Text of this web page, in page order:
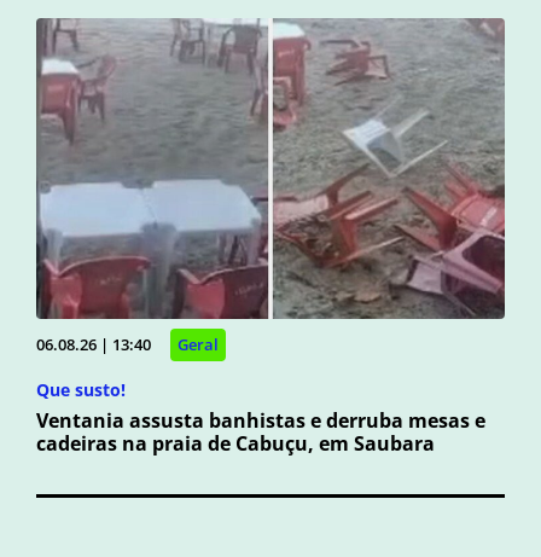
06.08.26 | 13:40 Geral
Que susto!
Ventania assusta banhistas e derruba mesas e
cadeiras na praia de Cabuçu, em Saubara